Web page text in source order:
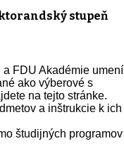
stupeň
FDU Akadémie umení
ako výberové s
na tejto stránke.
a inštrukcie k ich
študijných programov